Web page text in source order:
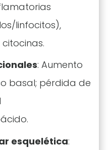
linfocitos),
: Aumento
basal; pérdida de
esquelética: